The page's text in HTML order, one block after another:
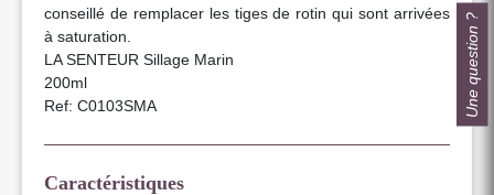
conseillé de remplacer les tiges de rotin qui sont arrivées
à saturation.
LA SENTEUR Sillage Marin
200ml
Ref: C0103SMA
Caractéristiques
Une question ?